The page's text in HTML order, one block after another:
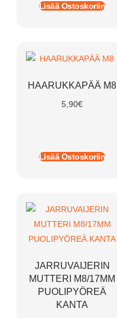
Lisää Ostoskoriin
HAARUKKAPÄÄ M8
5,90€
Lisää Ostoskoriin
JARRUVAIJERIN
MUTTERI M8/17MM
PUOLIPYÖREÄ
KANTA